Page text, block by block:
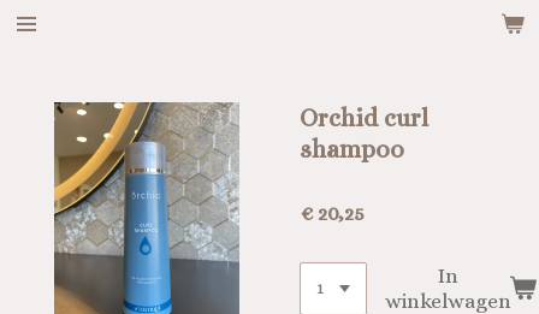
Ga
hoofdinhoud
Orchid curl
shampoo
€ 20,25
In
winkelwagen